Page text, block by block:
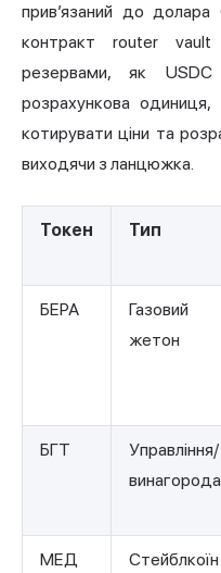
прив’язаний до
контракт router vault
резервами, як
розрахункова
котирувати ціни та
виходячи з ланцюжка.
Токен Тип
БЕРА
Газовий
жетон
БГТ
Управління/
винагорода
МЕД Стейблкоїн